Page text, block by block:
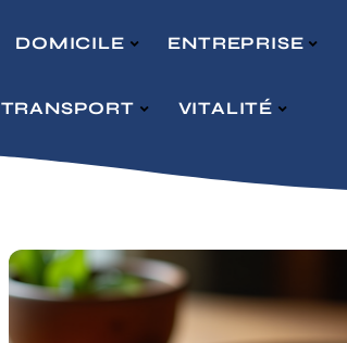
DOMICILE ENTREPRISE
TRANSPORT VITALITÉ